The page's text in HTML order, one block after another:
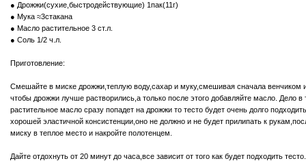
● Дрожжи(сухие,быстродействующие) 1пак(11г)
● Мука ≈3стакана
● Масло растительное 3 ст.л.
● Соль 1/2 ч.л.
Приготовление:
Смешайте в миске дрожжи,теплую воду,сахар и муку,смешивая сначала венчиком
чтобы дрожжи лучше растворились,а только после этого добавляйте масло. Дело в
растительное масло сразу попадет на дрожжи то тесто будет очень долго
хорошей эластичной консистенции,оно не должно и не будет прилипать к
миску в теплое место и накройте полотенцем.
Дайте отдохнуть от 20 минут до часа,все зависит от того как будет подходить